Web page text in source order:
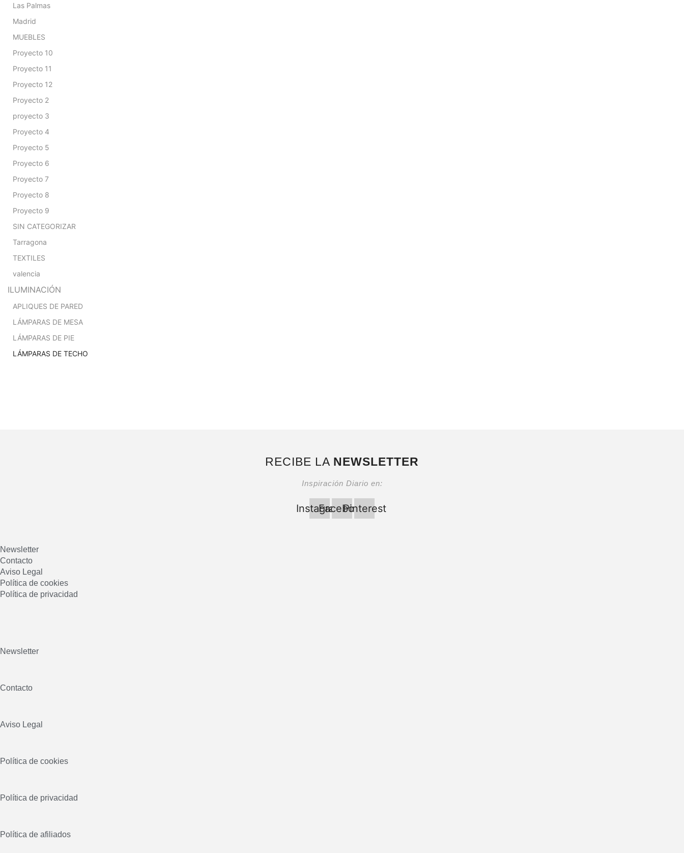
Las Palmas
Madrid
MUEBLES
Proyecto 10
Proyecto 11
Proyecto 12
Proyecto 2
proyecto 3
Proyecto 4
Proyecto 5
Proyecto 6
Proyecto 7
Proyecto 8
Proyecto 9
SIN CATEGORIZAR
Tarragona
TEXTILES
valencia
ILUMINACIÓN
APLIQUES DE PARED
LÁMPARAS DE MESA
LÁMPARAS DE PIE
LÁMPARAS DE TECHO
RECIBE LA NEWSLETTER
Inspiración Diario en:
Instagram
Facebook
Pinterest
Newsletter
Contacto
Aviso Legal
Política de cookies
Política de privacidad
Newsletter
Contacto
Aviso Legal
Política de cookies
Política de privacidad
Política de afiliados